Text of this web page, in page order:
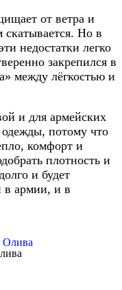
от ветра и
скатывается. Но в
недостатки легко
закрепился в
между лёгкостью и
и для армейских
одежды, потому что
комфорт и
плотность и
и будет
в армии, и в